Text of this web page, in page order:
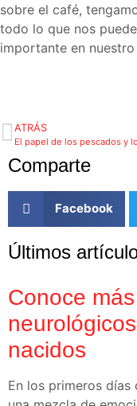
sobre el café,
todo lo que nos
importante en
ATRÁS
Comparte
Facebook
Últimos
Conoce
nacidos
En los primeros